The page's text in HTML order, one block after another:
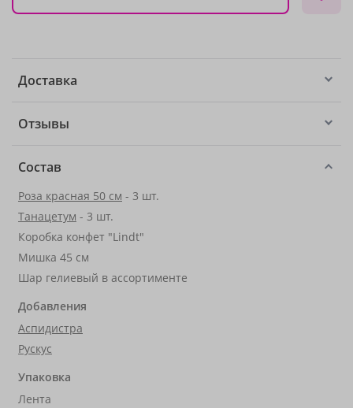
Доставка
Отзывы
Состав
Роза красная 50 см - 3 шт.
Танацетум - 3 шт.
Коробка конфет "Lindt"
Мишка 45 см
Шар гелиевый в ассортименте
Добавления
Аспидистра
Рускус
Упаковка
Лента